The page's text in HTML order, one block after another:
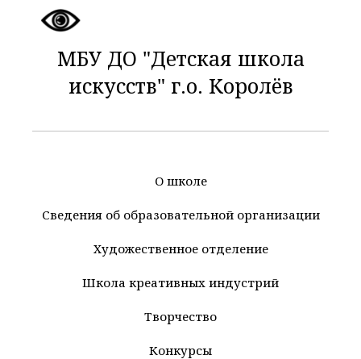
МБУ ДО "Детская школа
искусств" г.о. Королёв
О школе
Сведения об образовательной организации
Художественное отделение
Школа креативных индустрий
Творчество
Конкурсы